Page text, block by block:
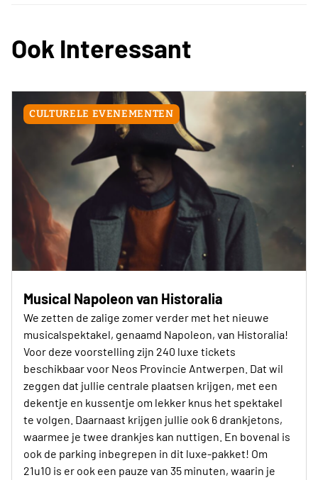
Ook Interessant
CULTURELE EVENEMENTEN
Musical Napoleon van Historalia
We zetten de zalige zomer verder met het nieuwe
musicalspektakel, genaamd Napoleon, van Historalia!
Voor deze voorstelling zijn 240 luxe tickets
beschikbaar voor Neos Provincie Antwerpen. Dat wil
zeggen dat jullie centrale plaatsen krijgen, met een
dekentje en kussentje om lekker knus het spektakel
te volgen. Daarnaast krijgen jullie ook 6 drankjetons,
waarmee je twee drankjes kan nuttigen. En bovenal is
ook de parking inbegrepen in dit luxe-pakket! Om
21u10 is er ook een pauze van 35 minuten, waarin je